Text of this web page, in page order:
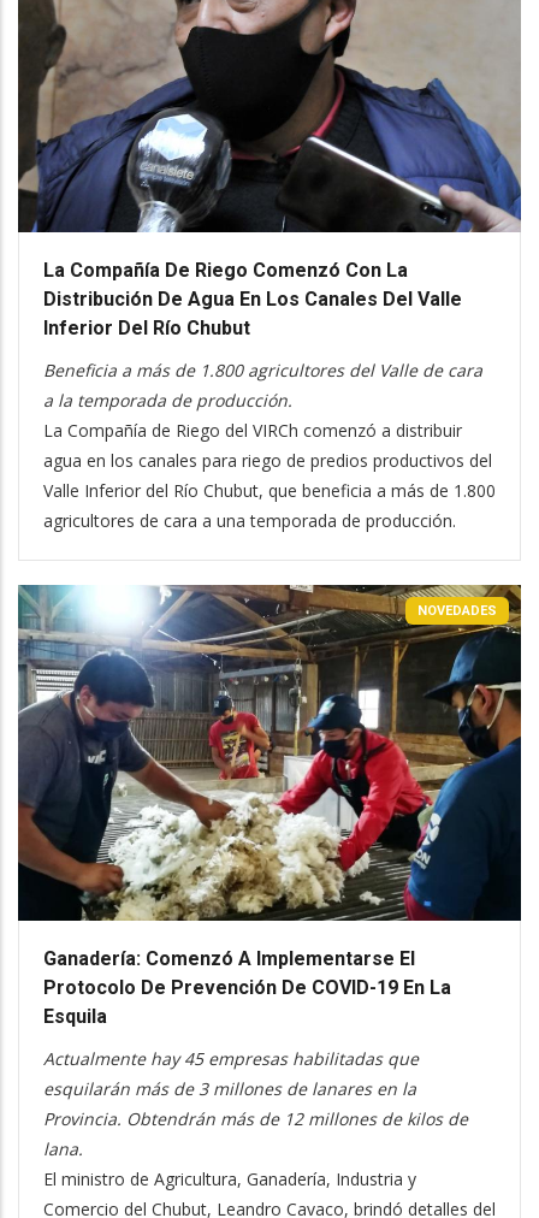
La Compañía De Riego Comenzó Con La
Distribución De Agua En Los Canales Del Valle
Inferior Del Río Chubut
Beneficia a más de 1.800 agricultores del Valle de cara
a la temporada de producción.
La Compañía de Riego del VIRCh comenzó a distribuir
agua en los canales para riego de predios productivos del
Valle Inferior del Río Chubut, que beneficia a más de 1.800
agricultores de cara a una temporada de producción.
NOVEDADES
Ganadería: Comenzó A Implementarse El
Protocolo De Prevención De COVID-19 En La
Esquila
Actualmente hay 45 empresas habilitadas que
esquilarán más de 3 millones de lanares en la
Provincia. Obtendrán más de 12 millones de kilos de
lana.
El ministro de Agricultura, Ganadería, Industria y
Comercio del Chubut, Leandro Cavaco, brindó detalles del